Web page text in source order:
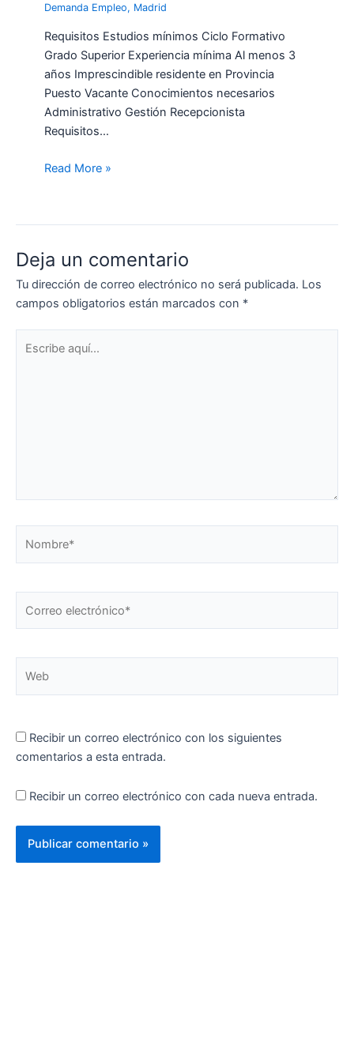
Demanda Empleo, Madrid
Requisitos Estudios mínimos Ciclo Formativo
Grado Superior Experiencia mínima Al menos 3
años Imprescindible residente en Provincia
Puesto Vacante Conocimientos necesarios
Administrativo Gestión Recepcionista
Requisitos…
Read More »
Deja un comentario
Tu dirección de correo electrónico no será publicada. Los
campos obligatorios están marcados con *
electrónico*
Recibir un correo electrónico con los siguientes
comentarios a esta entrada.
Recibir un correo electrónico con cada nueva entrada.